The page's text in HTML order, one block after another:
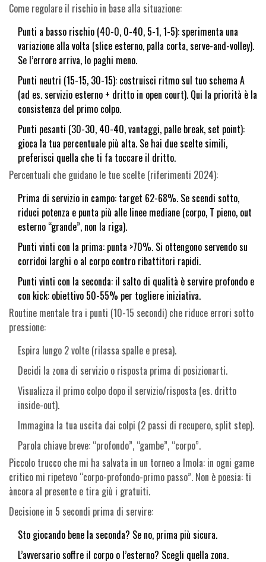
Come regolare il rischio in base alla situazione:
Punti a basso rischio (40-0, 0-40, 5-1, 1-5): sperimenta una
variazione alla volta (slice esterno, palla corta, serve-and-volley).
Se l’errore arriva, lo paghi meno.
Punti neutri (15-15, 30-15): costruisci ritmo sul tuo schema A
(ad es. servizio esterno + dritto in open court). Qui la priorità è la
consistenza del primo colpo.
Punti pesanti (30-30, 40-40, vantaggi, palle break, set point):
gioca la tua percentuale più alta. Se hai due scelte simili,
preferisci quella che ti fa toccare il dritto.
Percentuali che guidano le tue scelte (riferimenti 2024):
Prima di servizio in campo: target 62-68%. Se scendi sotto,
riduci potenza e punta più alle linee mediane (corpo, T pieno, out
esterno “grande”, non la riga).
Punti vinti con la prima: punta >70%. Si ottengono servendo su
corridoi larghi o al corpo contro ribattitori rapidi.
Punti vinti con la seconda: il salto di qualità è servire profondo e
con kick: obiettivo 50-55% per togliere iniziativa.
Routine mentale tra i punti (10-15 secondi) che riduce errori sotto
pressione:
Espira lungo 2 volte (rilassa spalle e presa).
Decidi la zona di servizio o risposta prima di posizionarti.
Visualizza il primo colpo dopo il servizio/risposta (es. dritto
inside-out).
Immagina la tua uscita dai colpi (2 passi di recupero, split step).
Parola chiave breve: “profondo”, “gambe”, “corpo”.
Piccolo trucco che mi ha salvata in un torneo a Imola: in ogni game
critico mi ripetevo “corpo-profondo-primo passo”. Non è poesia: ti
àncora al presente e tira giù i gratuiti.
Decisione in 5 secondi prima di servire:
Sto giocando bene la seconda? Se no, prima più sicura.
L’avversario soffre il corpo o l’esterno? Scegli quella zona.